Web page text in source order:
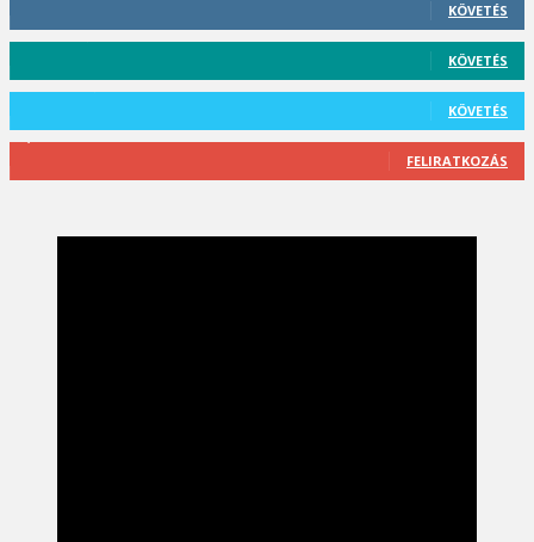
KÖVETÉS
KÖVETÉS
KÖVETÉS
FELIRATKOZÁS